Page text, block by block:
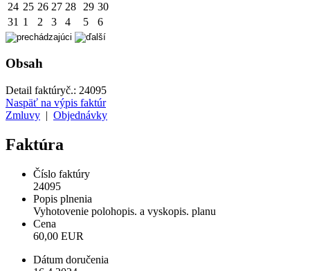
24 25 26 27 28 29 30
31 1 2 3 4 5 6
Obsah
Detail faktúryč.: 24095
Naspäť na výpis faktúr
Zmluvy | Objednávky
Faktúra
Číslo faktúry
24095
Popis plnenia
Vyhotovenie polohopis. a vyskopis. planu
Cena
60,00 EUR
Dátum doručenia